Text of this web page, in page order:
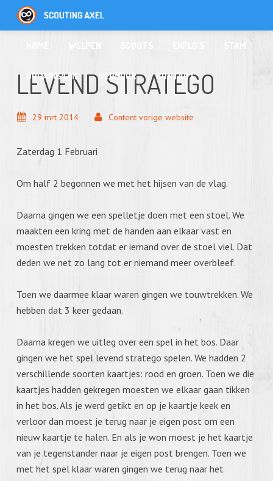
WELPEN STAM
ORGANISATIE VERHUUR CONTACT
LEVEND STRATEGO
29 mrt 2014 Content vorige website
Zaterdag 1 Februari
Om half 2 begonnen we met het hijsen van de vlag.
Daarna gingen we een spelletje doen met een stoel. We
maakten een kring met de handen aan elkaar vast en
moesten trekken totdat er iemand over de stoel viel. Dat
deden we net zo lang tot er niemand meer overbleef.
Toen we daarmee klaar waren gingen we touwtrekken. We
hebben dat 3 keer gedaan.
Daarna kregen we uitleg over een spel in het bos. Daar
gingen we het spel levend stratego spelen. We hadden 2
verschillende soorten kaartjes: rood en groen. Toen we die
kaartjes hadden gekregen moesten we elkaar gaan tikken
in het bos. Als je werd getikt en op je kaartje keek en
verloor dan moest je terug naar je eigen post om een
nieuw kaartje te halen. En als je won moest je het kaartje
van je tegenstander naar je eigen post brengen. Toen we
met het spel klaar waren gingen we terug naar het